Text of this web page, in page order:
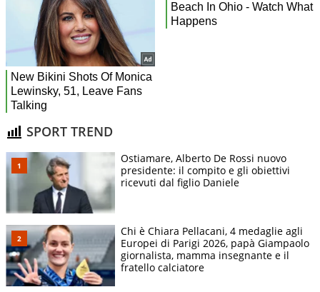
SPORT TREND
Ostiamare, Alberto De Rossi nuovo
presidente: il compito e gli obiettivi
ricevuti dal figlio Daniele
Chi è Chiara Pellacani, 4 medaglie agli
Europei di Parigi 2026, papà Giampaolo
giornalista, mamma insegnante e il
fratello calciatore